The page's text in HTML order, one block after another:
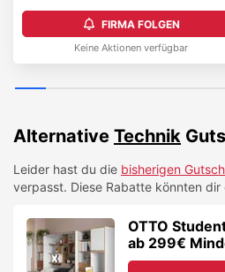
FIRMA FOLGEN
Keine Aktionen verfügbar
Alternative Technik
Leider hast du die bisherigen
verpasst. Diese Rabatte könnten dir
OTTO
ab 299€